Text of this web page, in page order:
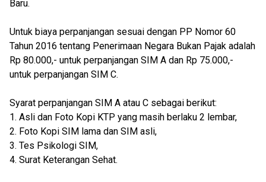
Baru.
Untuk biaya perpanjangan sesuai dengan PP Nomor 60
Tahun 2016 tentang Penerimaan Negara Bukan Pajak adalah
Rp 80.000,- untuk perpanjangan SIM A dan Rp 75.000,-
untuk perpanjangan SIM C.
Syarat perpanjangan SIM A atau C sebagai berikut:
1. Asli dan Foto Kopi KTP yang masih berlaku 2 lembar,
2. Foto Kopi SIM lama dan SIM asli,
3. Tes Psikologi SIM,
4. Surat Keterangan Sehat.